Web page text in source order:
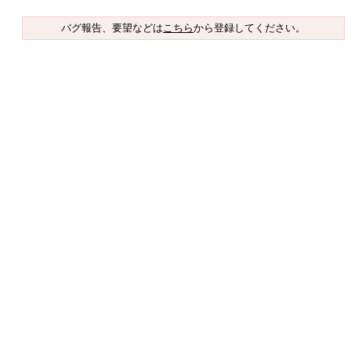
バグ報告、要望などはこちらから登録してください。